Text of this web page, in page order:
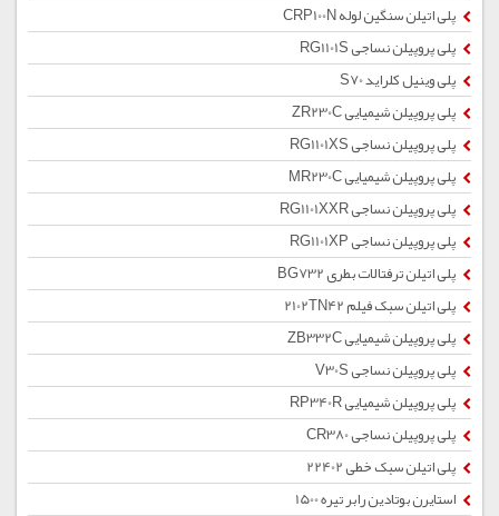
پلی اتیلن سنگین لوله CRP100N
پلی پروپیلن نساجی RG1101S
پلی وینیل کلراید S70
پلی پروپیلن شیمیایی ZR230C
پلی پروپیلن نساجی RG1101XS
پلی پروپیلن شیمیایی MR230C
پلی پروپیلن نساجی RG1101XXR
پلی پروپیلن نساجی RG1101XP
پلی اتیلن ترفتالات بطری BG732
پلی اتیلن سبک فیلم 2102TN42
پلی پروپیلن شیمیایی ZB332C
پلی پروپیلن نساجی V30S
پلی پروپیلن شیمیایی RP340R
پلی پروپیلن نساجی CR380
پلی اتیلن سبک خطی 22402
استایرن بوتادین رابر تیره 1500